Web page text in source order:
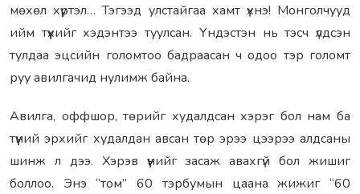
мөхөл хүртэл… Тэгээд улстайгаа хамт үхнэ! Монголчууд
ийм түүхийг хэдэнтээ туулсан. Үндэстэн нь тэсч үлдсэн
тулдаа эцсийн голомтоо бадраасан ч одоо тэр голомт
руу авилгачид нулимж байна.
Авилга, оффшор, төрийг худалдсан хэрэг бол нам ба
түүний эрхийг худалдан авсан төр эрээ цээрээ алдсаны
шинж л дээ. Хэрэв үүнийг засаж авахгүй бол жишиг
боллоо. Энэ “том” 60 тэрбумын цаана жижиг “60